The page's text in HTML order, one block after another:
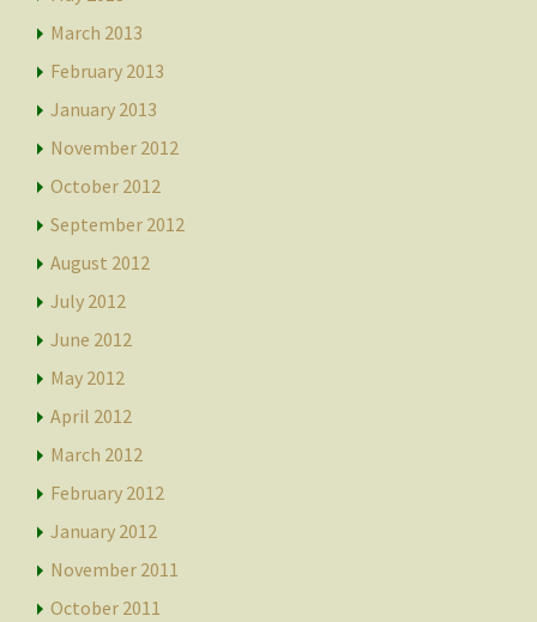
March 2013
February 2013
January 2013
November 2012
October 2012
September 2012
August 2012
July 2012
June 2012
May 2012
April 2012
March 2012
February 2012
January 2012
November 2011
October 2011